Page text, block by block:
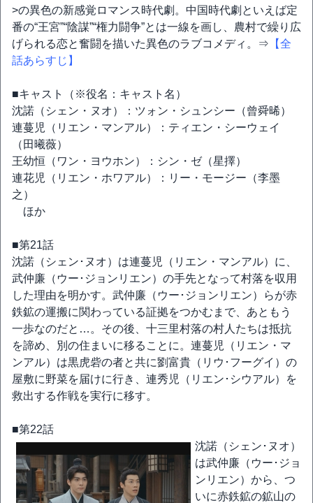
>の異色の新感覚ロマンス時代劇。中国時代劇といえば定
番の“王宮”“陰謀”“権力闘争”とは一線を画し、農村で繰り広
げられる恋と奮闘を描いた異色のラブコメディ。⇒ 【全
話あらすじ】
■キャスト（※役名：キャスト名）
沈諾（シェン・ヌオ）：ツォン・シュンシー（曾舜晞）
連蔓児（リエン・マンアル）：ティエン・シーウェイ
（田曦薇）
王幼恒（ワン・ヨウホン）：シン・ゼ（星擇）
連花児（リエン・ホワアル）：リー・モージー（李墨
之）
ほか
■第21話
沈諾（シェン･ヌオ）は連蔓児（リエン・マンアル）に、
武仲廉（ウー･ジョンリエン）の手先となって村落を収用
した理由を明かす。武仲廉（ウー･ジョンリエン）らが赤
鉄鉱の運搬に関わっている証拠をつかむまで、あともう
一歩なのだと…。その後、十三里村落の村人たちは抵抗
を諦め、別の住まいに移ることに。連蔓児（リエン・マ
ンアル）は黒虎砦の者と共に劉富貴（リウ･フーグイ）の
屋敷に野菜を届けに行き、連秀児（リエン･シウアル）を
救出する作戦を実行に移す。
■第22話
沈諾（シェン･ヌオ）
は武仲廉（ウー･ジョ
ンリエン）から、つ
いに赤鉄鉱の鉱山の